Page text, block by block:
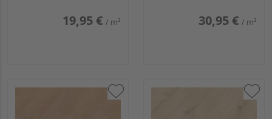
19,95 € / m² 30,95 € / m²